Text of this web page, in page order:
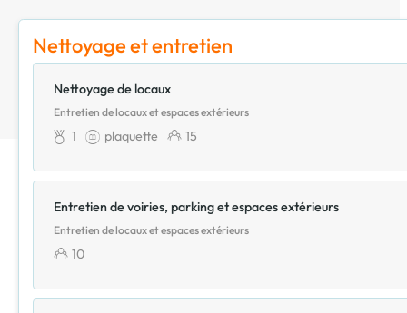
Nettoyage et entretien
Nettoyage de locaux
Entretien de locaux et espaces extérieurs
1 plaquette 15
Entretien de voiries, parking et espaces extérieurs
Entretien de locaux et espaces extérieurs
10